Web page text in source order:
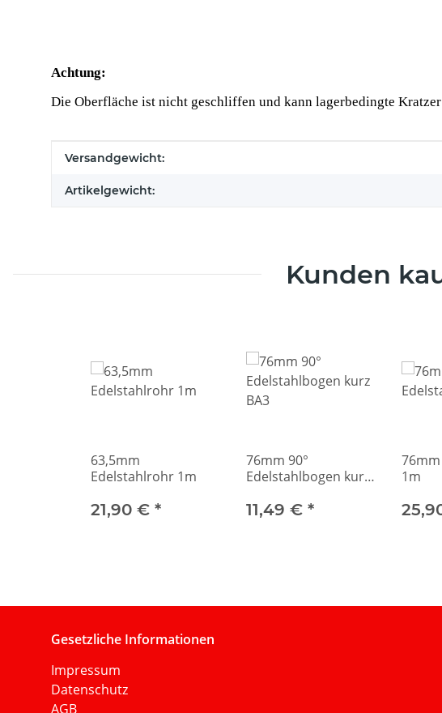
Achtung:
Die Oberfläche ist nicht geschliffen und kann lagerbedingte
Produkteigenschaft
Wert
Versandgewicht:
Artikelgewicht:
Kunden
63,5mm
Edelstahlrohr 1m
21,90 € *
76mm 90°
Edelstahlbogen kurz
11,49 € *
1m
Gesetzliche Informationen
Impressum
Datenschutz
AGB